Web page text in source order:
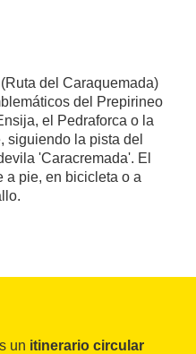
del Caraquemada)
del Prepirineo
el Pedraforca o la
siguiendo la pista del
'Caracremada'. El
a pie, en bicicleta o a
un itinerario circular